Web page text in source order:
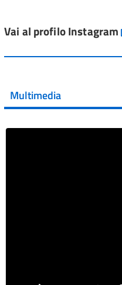
Vai al post →
Vai al post →
Vai al profilo Instagram
Multimedia